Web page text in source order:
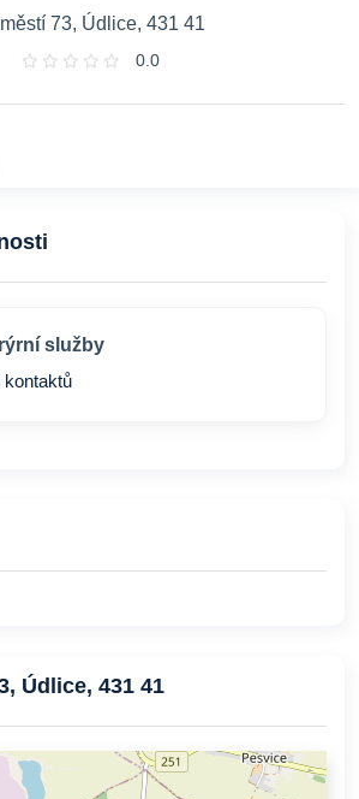
73, Údlice, 431 41
0.0
služby
kontaktů
Údlice, 431 41